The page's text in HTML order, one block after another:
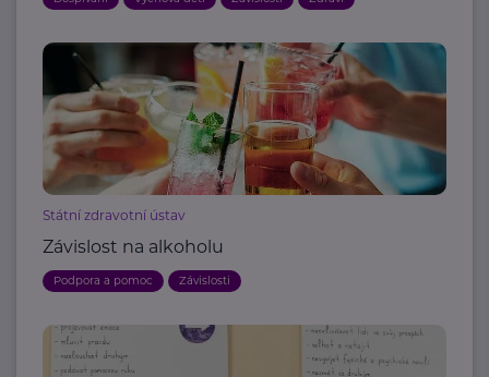
Státní zdravotní ústav
Závislost na alkoholu
Podpora a pomoc Závislosti